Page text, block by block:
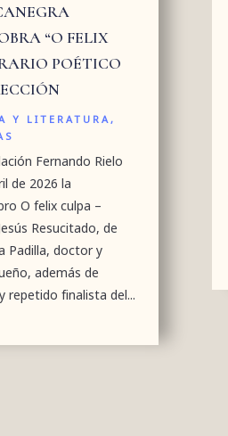
“O FELIX
POÉTICO
Y LITERATURA,
Fernando Rielo
de 2026 la
O felix culpa –
Resucitado, de
Padilla, doctor y
además de
repetido finalista del...